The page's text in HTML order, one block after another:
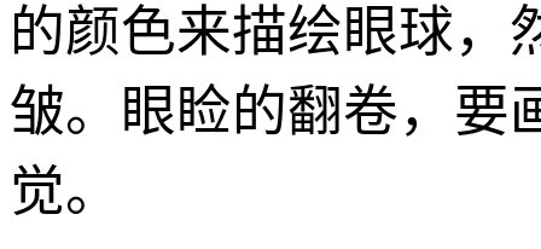
的颜色来描绘眼球，
皱。眼睑的翻卷，要
觉。